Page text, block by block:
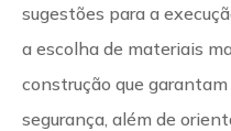
sugestões para a
a escolha de materiais
construção que
segurança, além de